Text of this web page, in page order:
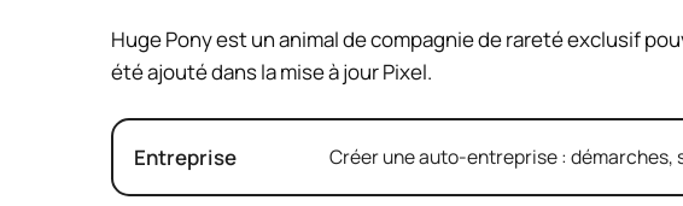
Huge Pony est un animal de compagnie de rareté exclusif
été ajouté dans la mise à jour Pixel.
Entreprise Créer une auto-entreprise :